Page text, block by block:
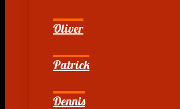
Oliver
Patrick
Dennis